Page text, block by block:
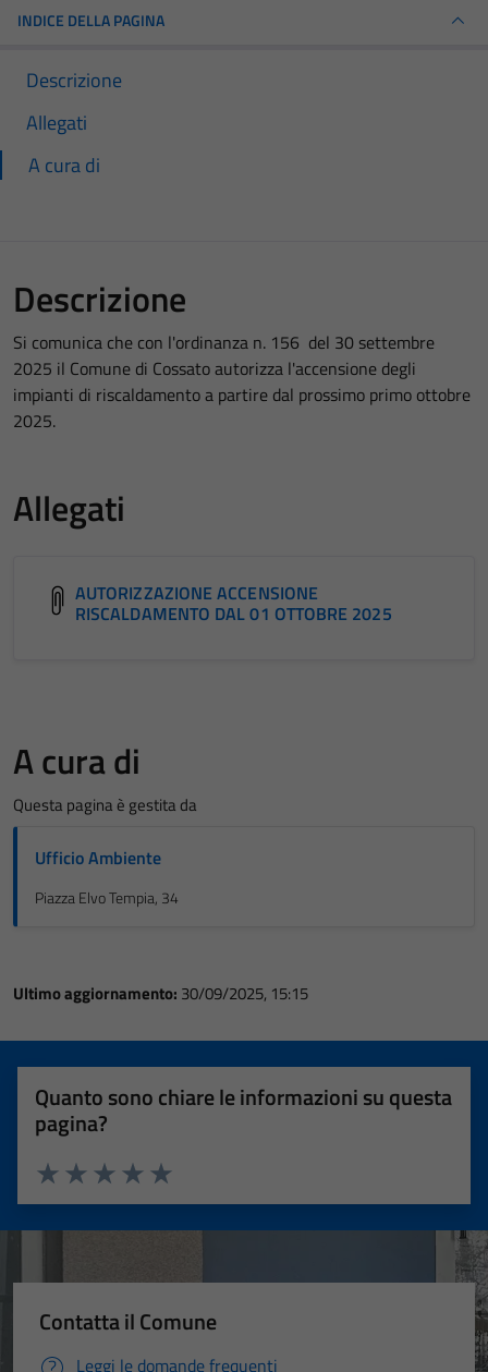
INDICE DELLA PAGINA
Descrizione
Allegati
A cura di
Descrizione
Si comunica che con l'ordinanza n. 156 del 30 settembre
2025 il Comune di Cossato autorizza l'accensione degli
impianti di riscaldamento a partire dal prossimo primo ottobre
2025.
Allegati
AUTORIZZAZIONE ACCENSIONE
RISCALDAMENTO DAL 01 OTTOBRE 2025
A cura di
Questa pagina è gestita da
Ufficio Ambiente
Piazza Elvo Tempia, 34
Ultimo aggiornamento: 30/09/2025, 15:15
Quanto sono chiare le informazioni su questa
pagina?
Valuta 5 stelle su 5
Valuta 4 stelle su 5
Valuta 3 stelle su 5
Valuta 2 stelle su 5
Valuta 1 stelle su 5
Contatta il Comune
Leggi le domande frequenti